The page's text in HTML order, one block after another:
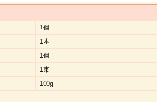
1個
1本
1個
1束
100g